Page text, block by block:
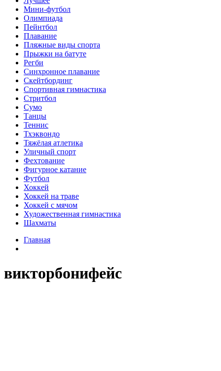
Мини-футбол
Олимпиада
Пейнтбол
Плавание
Пляжные виды спорта
Прыжки на батуте
Регби
Синхронное плавание
Скейтбординг
Спортивная гимнастика
Стритбол
Сумо
Танцы
Теннис
Тхэквондо
Тяжёлая атлетика
Уличный спорт
Фехтование
Фигурное катание
Футбол
Хоккей
Хоккей на траве
Хоккей с мячом
Художественная гимнастика
Шахматы
Главная
викторбонифейс